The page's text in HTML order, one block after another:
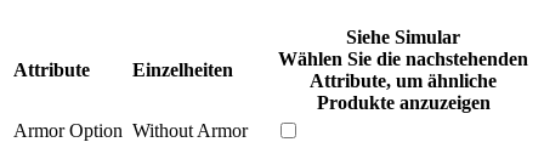
Attribute Einzelheiten
Siehe Simular
Wählen Sie die nachstehenden
Attribute, um ähnliche
Produkte anzuzeigen
Armor Option Without Armor